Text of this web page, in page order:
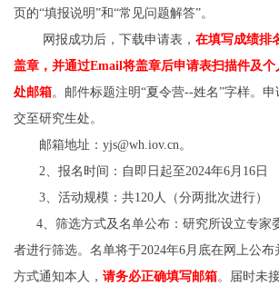
页的“填报说明”和“常见问题解答”。
网报成功后，下载申请表， 在填写成绩排
盖章，并通过Email将盖章后申请表扫描件及
处邮箱。邮件标题注明“夏令营--姓名”字样。
交至研究生处。
邮箱地址：yjs@wh.iov.cn。
2、报名时间：自即日起至2024年6月16日
3 、活动规模：共120人（分两批次进行）
4 、筛选方式及名单公布：研究所设立专家
者进行筛选。名单将于2024年6月底在网上公
方式通知本人， 请务必正确填写邮箱。届时未